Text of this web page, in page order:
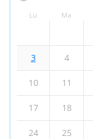
Lu Ma
3 4
10 11
17 18
24 25